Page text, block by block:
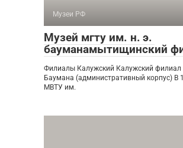
Музеи РФ
Музей мгту им. н. э.
бауманамытищинский
Филиалы Калужский Калужский
Баумана (административный корпус) В
МВТУ им.